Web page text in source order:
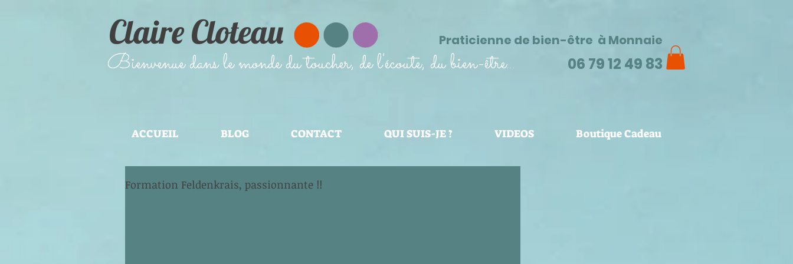
Claire Cloteau Praticienne de bien-être à Monnaie
06 79 12 49 83
​Bienvenue dans le monde du toucher, de l'écoute, du bien-être...
ACCUEIL BLOG CONTACT QUI SUIS-JE ? VIDEOS Boutique Cadeau
Formation Feldenkrais, passionnante !!